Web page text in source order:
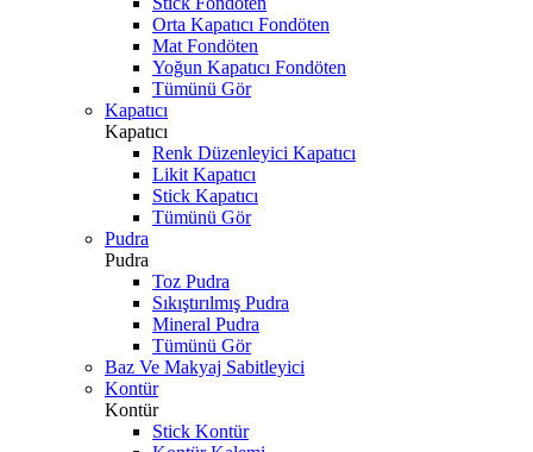
Orta Kapatıcı Fondöten
Mat Fondöten
Yoğun Kapatıcı Fondöten
Tümünü Gör
Kapatıcı
Kapatıcı
Renk Düzenleyici Kapatıcı
Likit Kapatıcı
Stick Kapatıcı
Tümünü Gör
Pudra
Pudra
Toz Pudra
Sıkıştırılmış Pudra
Mineral Pudra
Tümünü Gör
Baz Ve Makyaj Sabitleyici
Kontür
Kontür
Stick Kontür